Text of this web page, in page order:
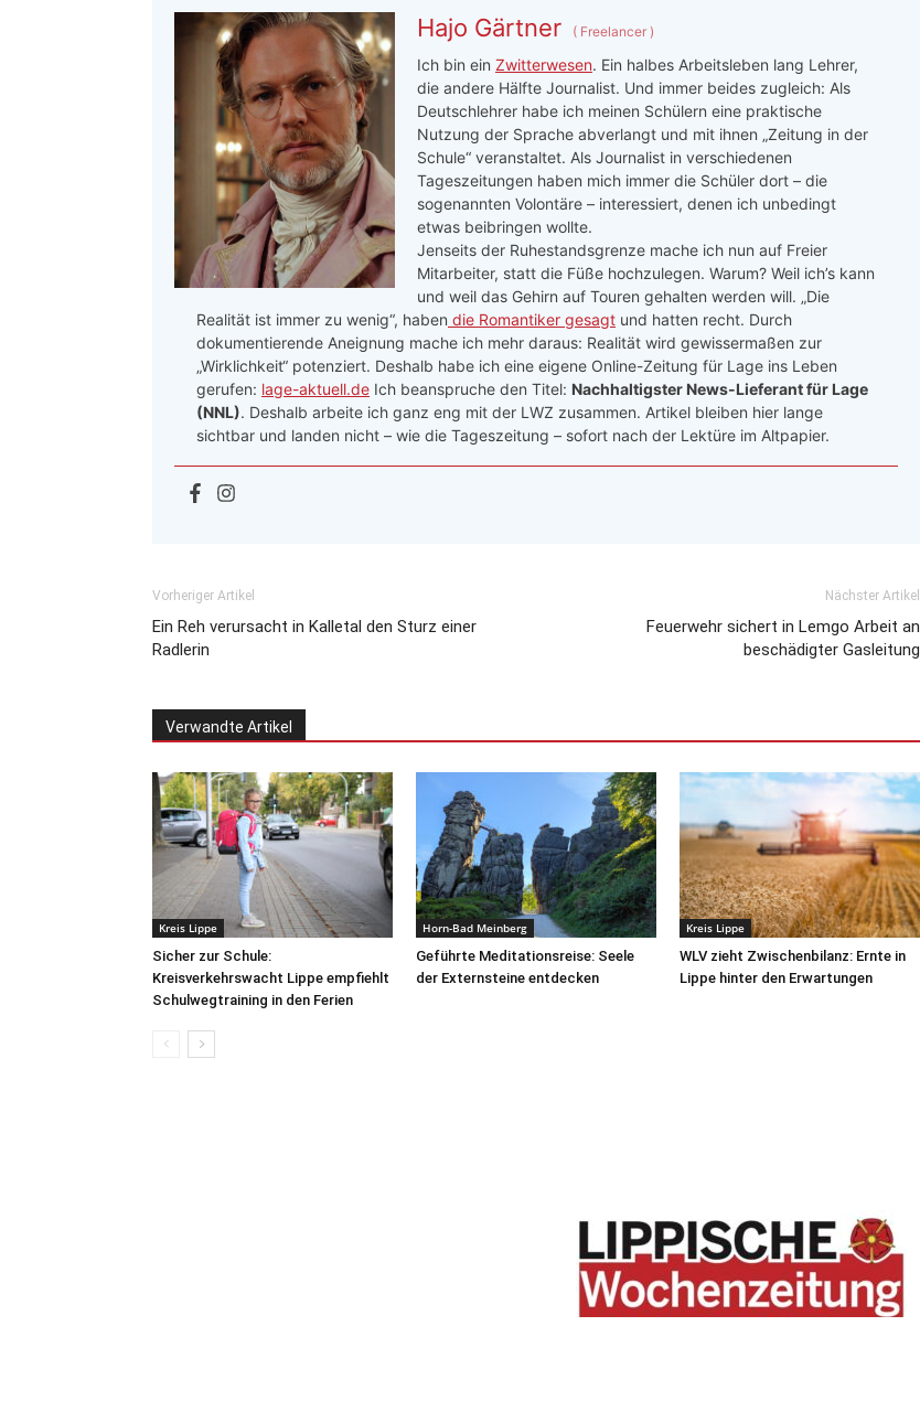
Hajo Gärtner ( Freelancer )
Ich bin ein Zwitterwesen. Ein halbes Arbeitsleben lang Lehrer,
die andere Hälfte Journalist. Und immer beides zugleich: Als
Deutschlehrer habe ich meinen Schülern eine praktische
Nutzung der Sprache abverlangt und mit ihnen „Zeitung in der
Schule“ veranstaltet. Als Journalist in verschiedenen
Tageszeitungen haben mich immer die Schüler dort – die
sogenannten Volontäre – interessiert, denen ich unbedingt
etwas beibringen wollte.
Jenseits der Ruhestandsgrenze mache ich nun auf Freier
Mitarbeiter, statt die Füße hochzulegen. Warum? Weil ich’s kann
und weil das Gehirn auf Touren gehalten werden will. „Die
Realität ist immer zu wenig“, haben die Romantiker gesagt und hatten recht. Durch
dokumentierende Aneignung mache ich mehr daraus: Realität wird gewissermaßen zur
„Wirklichkeit“ potenziert. Deshalb habe ich eine eigene Online-Zeitung für Lage ins Leben
gerufen: lage-aktuell.de Ich beanspruche den Titel: Nachhaltigster News-Lieferant für Lage
(NNL). Deshalb arbeite ich ganz eng mit der LWZ zusammen. Artikel bleiben hier lange
sichtbar und landen nicht – wie die Tageszeitung – sofort nach der Lektüre im Altpapier.
Vorheriger Artikel
Ein Reh verursacht in Kalletal den Sturz einer
Radlerin
Nächster Artikel
Feuerwehr sichert in Lemgo Arbeit an
beschädigter Gasleitung
Verwandte Artikel
Kreis Lippe
Sicher zur Schule:
Kreisverkehrswacht Lippe empfiehlt
Schulwegtraining in den Ferien
Horn-Bad Meinberg
Geführte Meditationsreise: Seele
der Externsteine entdecken
Kreis Lippe
WLV zieht Zwischenbilanz: Ernte in
Lippe hinter den Erwartungen